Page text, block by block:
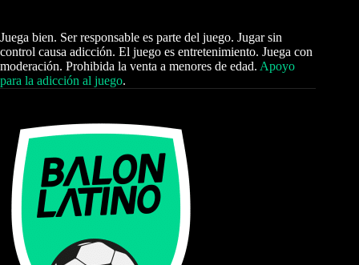
Juega bien. Ser responsable es parte del juego. Jugar sin
control causa adicción. El juego es entretenimiento. Juega con
moderación. Prohibida la venta a menores de edad. Apoyo
para la adicción al juego.